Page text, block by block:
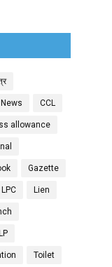
CCL
allowance
Gazette
LPC Lien
Toilet